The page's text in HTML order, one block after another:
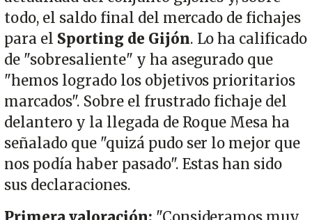
todo, el saldo final del mercado de fichajes
para el Sporting de Gijón. Lo ha calificado
de "sobresaliente" y ha asegurado que
"hemos logrado los objetivos prioritarios
marcados". Sobre el frustrado fichaje del
delantero y la llegada de Roque Mesa ha
señalado que "quizá pudo ser lo mejor que
nos podía haber pasado". Estas han sido
sus declaraciones.